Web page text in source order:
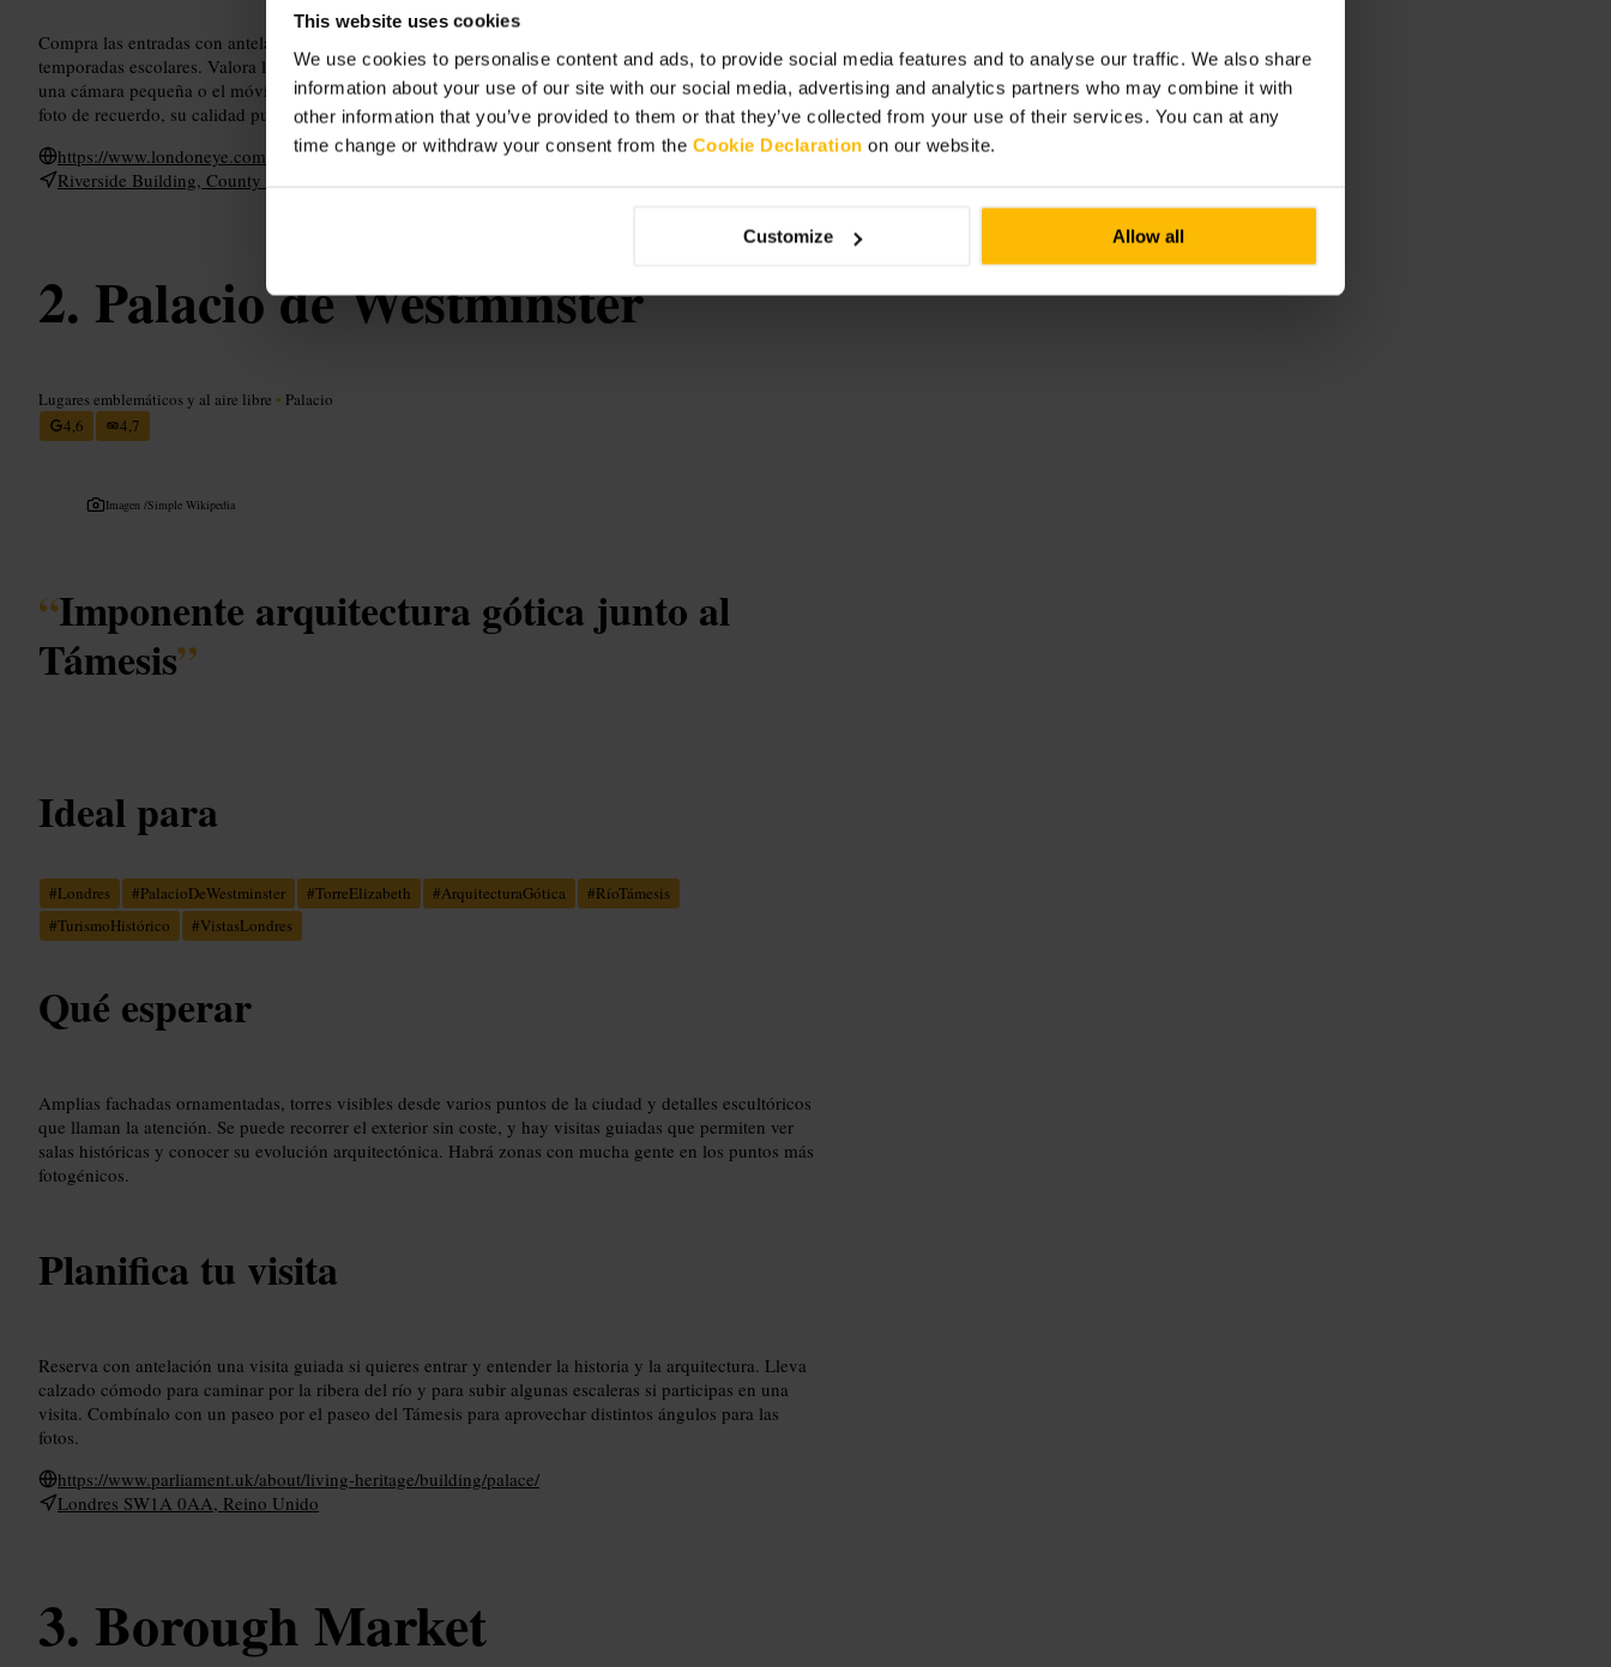
This website uses cookies
We use cookies to personalise content and ads, to provide social media features and to analyse our traffic. We also share
information about your use of our site with our social media, advertising and analytics partners who may combine it with
other information that you’ve provided to them or that they’ve collected from your use of their services. You can at any
time change or withdraw your consent from the Cookie Declaration on our website.
Customize Allow all
Compra las entradas con antelación para evitar colas largas, especialmente en fines de semana y
temporadas escolares. Valora la opción de champagne si quieres una experiencia más tranquila. Lleva
una cámara pequeña o el móvil bien cargado y limpia la lente antes de subir. Decide si te interesa la
foto de recuerdo, su calidad puede variar.
https://www.londoneye.com/
Riverside Building, County Hall, London SE1 7PB, UK
Palacio de Westminster
Lugares emblemáticos y al aire libre • Palacio
4,6
4,7
Imagen /Simple Wikipedia
“Imponente arquitectura gótica junto al
Támesis”
Ideal para
#Londres #PalacioDeWestminster #TorreElizabeth #ArquitecturaGótica #RíoTámesis
#TurismoHistórico #VistasLondres
Qué esperar
Amplias fachadas ornamentadas, torres visibles desde varios puntos de la ciudad y detalles escultóricos
que llaman la atención. Se puede recorrer el exterior sin coste, y hay visitas guiadas que permiten ver
salas históricas y conocer su evolución arquitectónica. Habrá zonas con mucha gente en los puntos más
fotogénicos.
Planifica tu visita
Reserva con antelación una visita guiada si quieres entrar y entender la historia y la arquitectura. Lleva
calzado cómodo para caminar por la ribera del río y para subir algunas escaleras si participas en una
visita. Combínalo con un paseo por el paseo del Támesis para aprovechar distintos ángulos para las
fotos.
https://www.parliament.uk/about/living-heritage/building/palace/
Londres SW1A 0AA, Reino Unido
Borough Market